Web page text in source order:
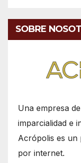
SOBRE
Una empresa
imparcialidad e
Acrópolis es un
por internet.